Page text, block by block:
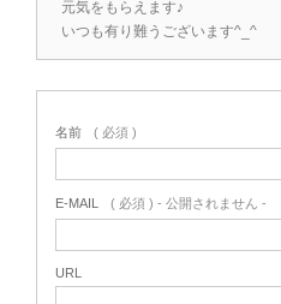
元気をもらえます♪
いつも有り難うございます^_^
名前 ( 必須 )
E-MAIL ( 必須 ) - 公開されません -
URL